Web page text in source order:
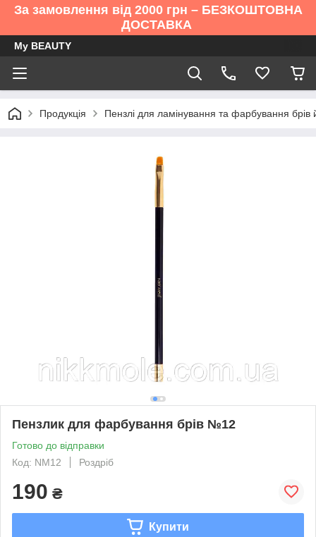
За замовлення від 2000 грн – БЕЗКОШТОВНА
ДОСТАВКА
My BEAUTY
Продукція Пензлі для ламінування та фарбування брів
Пензлик для фарбування брів №12
Готово до відправки
Код: NM12
Роздріб
190 ₴
Купити